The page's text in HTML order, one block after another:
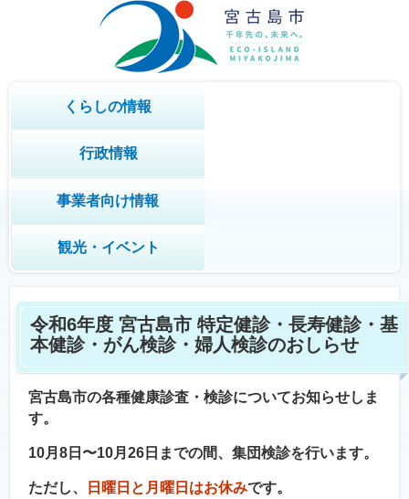
くらしの情報
行政情報
事業者向け情報
観光・イベント
令和6年度 宮古島市 特定健診・長寿健診・基
本健診・がん検診・婦人検診のおしらせ
宮古島市の各種健康診査・検診についてお知らせしま
す。
10月8日〜10月26日までの間、集団検診を行います。
ただし、 日曜日と月曜日はお休みです。